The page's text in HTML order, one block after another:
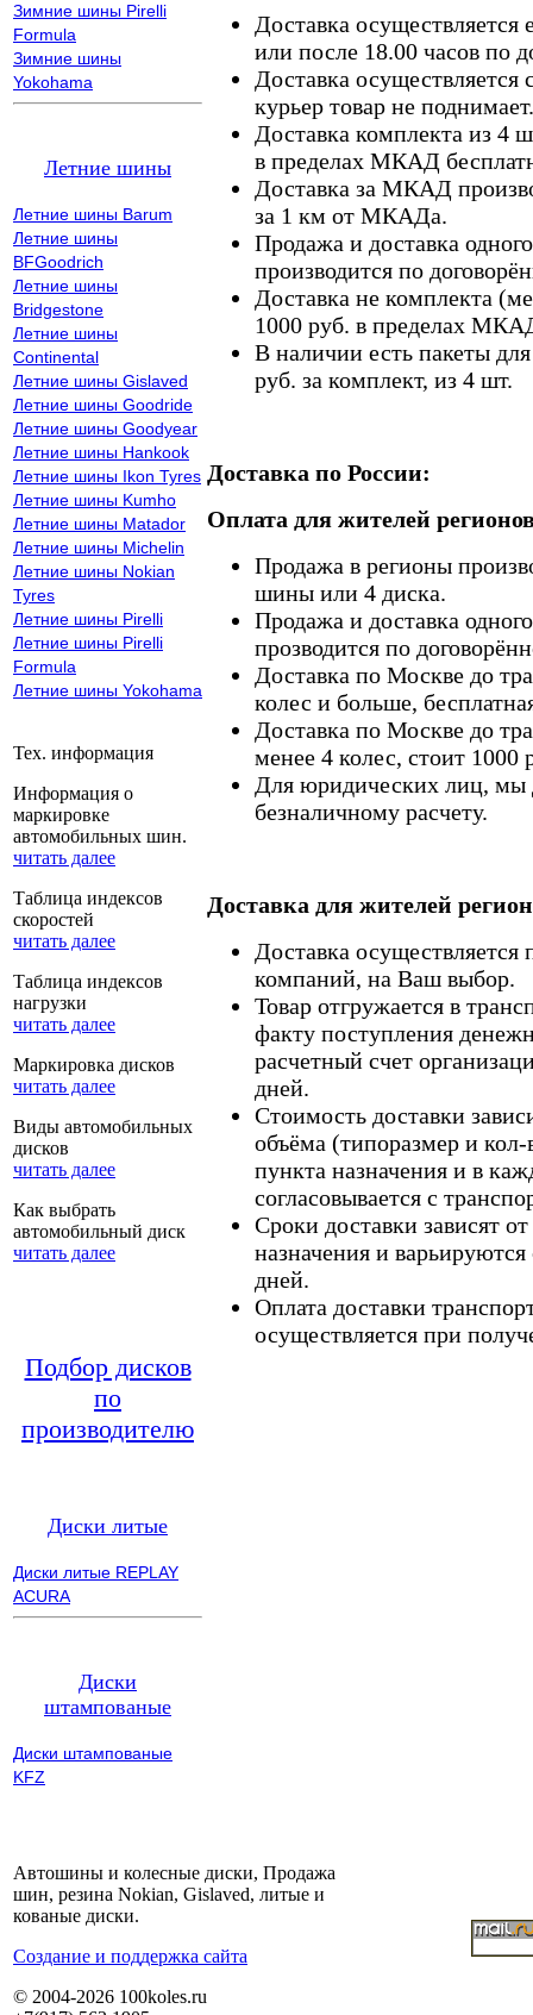
Зимние шины Pirelli
Formula
Зимние шины
Yokohama
Летние шины
Летние шины Barum
Летние шины
BFGoodrich
Летние шины
Bridgestone
Летние шины
Continental
Летние шины Gislaved
Летние шины Goodride
Летние шины Goodyear
Летние шины Hankook
Летние шины Ikon Tyres
Летние шины Kumho
Летние шины Matador
Летние шины Michelin
Летние шины Nokian
Tyres
Летние шины Pirelli
Летние шины Pirelli
Formula
Летние шины Yokohama
Тех. информация
Информация о
маркировке
автомобильных шин.
читать далее
Таблица индексов
скоростей
читать далее
Таблица индексов
нагрузки
читать далее
Маркировка дисков
читать далее
Виды автомобильных
дисков
читать далее
Как выбрать
автомобильный диск
читать далее
Подбор дисков
по
производителю
Диски литые
Диски литые REPLAY
ACURA
Диски
штампованые
Диски штампованые
KFZ
Доставка осуществляется
или после 18.00 часов по
Доставка осуществляется
курьер товар не поднимает.
Доставка комплекта из 4
в пределах МКАД
Доставка за МКАД
за 1 км от МКАДа.
Продажа и доставка
производится по
Доставка не комплекта
1000 руб. в пределах
В наличии есть пакеты
руб. за комплект, из 4 шт.
Доставка по России:
Оплата для жителей
Продажа в регионы
шины или 4 диска.
Продажа и доставка
прозводится по
Доставка по Москве до
колес и больше,
Доставка по Москве до
менее 4 колес, стоит 1000
Для юридических лиц, мы
безналичному расчету.
Доставка для жителей
Доставка
компаний, на Ваш выбор.
Товар отгружается в
факту поступления
расчетный счет
дней.
Стоимость доставки
объёма (типоразмер и кол-
пункта назначения и в
согласовывается с
Сроки доставки зависят
назначения и
дней.
Оплата доставки
осуществляется при
Автошины и колесные диски, Продажа
шин, резина Nokian, Gislaved, литые и
кованые диски.
Cоздание и поддержка сайта
© 2004-2026 100koles.ru